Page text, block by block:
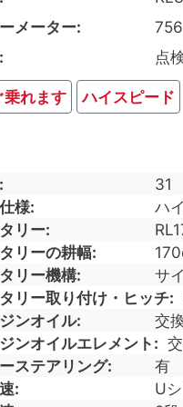
メーター
756
点
乗れます ハイスピード
31
様
ハ
リー
リーの耕幅
リー機構
サ
リー取り付け・ヒッチ
ンオイル
交
ンオイルエレメント
ステアリング
有
U